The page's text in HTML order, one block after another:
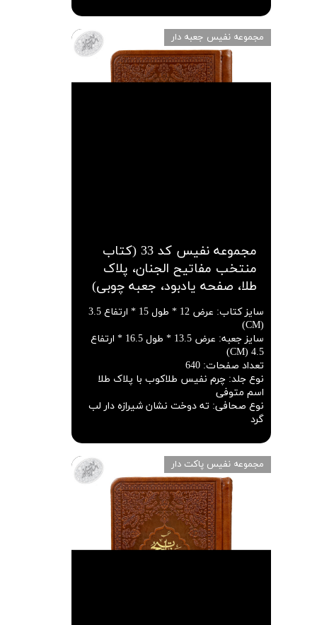
مجموعه نفیس کد 33 (کتاب
منتخب مفاتیح الجنان، پلاک
طلا، صفحه یادبود، جعبه چوبی)
سایز کتاب:
عرض 12 * طول 15 * ارتفاع 3.5
(CM)
سایز جعبه:
عرض 13.5 * طول 16.5 * ارتفاع
4.5 (CM)
تعداد صفحات:
640
نوع جلد:چرم نفیس طلاکوب با پلاک طلا
اسم متوفی
نوع صحافی: ته دوخت نشان شیرازه دار لب
گرد
مجموعه نفیس جعبه دار
مجموعه نفیس پاکت دار